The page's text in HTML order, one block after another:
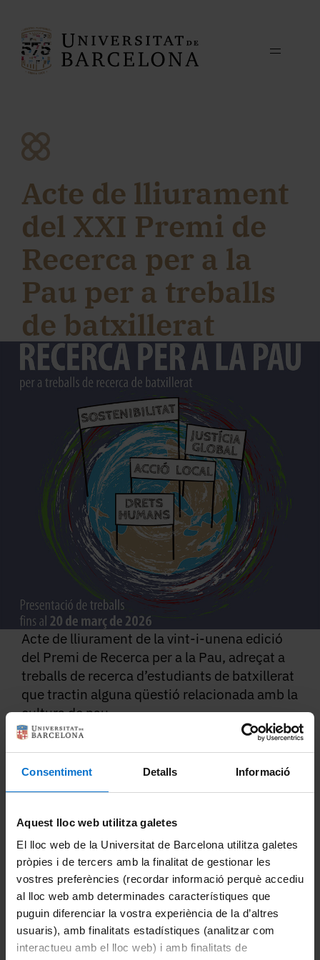
Consentiment Detalls Informació
Aquest lloc web utilitza galetes
El lloc web de la Universitat de Barcelona utilitza galetes
pròpies i de tercers amb la finalitat de gestionar les
vostres preferències (recordar informació perquè accediu
al lloc web amb determinades característiques que
puguin diferenciar la vostra experiència de la d’altres
usuaris), amb finalitats estadístiques (analitzar com
interactueu amb el lloc web) i amb finalitats de
Acte de lliurament
del XXI Premi de
Recerca per a la
Pau per a treballs
de batxillerat
Acte de lliurament de la vint-i-unena edició
del Premi de Recerca per a la Pau, adreçat a
treballs de recerca d’estudiants de batxillerat
que tractin alguna qüestió relacionada amb la
cultura de pau.
Inscripció prèvia:
Dilluns 1 de juny, 18:00
Lloc: Sala Assumpció Català, Edifici
Històric, UB
Premi